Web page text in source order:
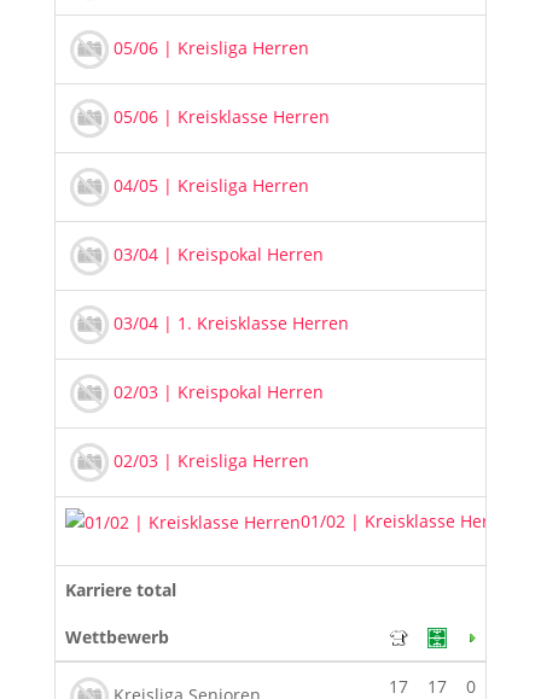
05/06 | Kreisliga Herren
05/06 | Kreisklasse Herren
04/05 | Kreisliga Herren
03/04 | Kreispokal Herren
03/04 | 1. Kreisklasse Herren
02/03 | Kreispokal Herren
02/03 | Kreisliga Herren
01/02 | Kreisklasse Herren
Karriere total
Wettbewerb
Kreisliga Senioren 17 17 0